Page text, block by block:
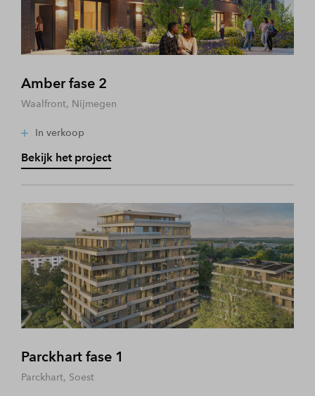
Amber fase 2
Waalfront, Nijmegen
In verkoop
Bekijk het project
Parckhart fase 1
Parckhart, Soest